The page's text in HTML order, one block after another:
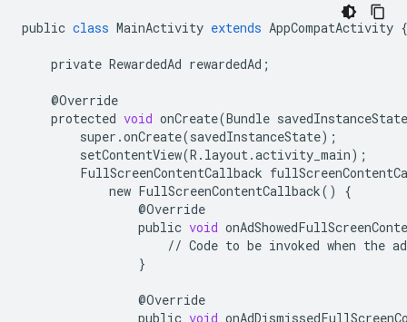
public class MainActivity extends AppCompatActivity {
private RewardedAd rewardedAd ;
@Override
protected void onCreate(Bundle savedInstanceState
super .onCreate(savedInstanceState);
setContentView(R . layout.activity_main);
FullScreenContentCallback
new FullScreenContentCallback()
{
@Override
public void
// Code to be invoked when the ad
}
@Override
public void